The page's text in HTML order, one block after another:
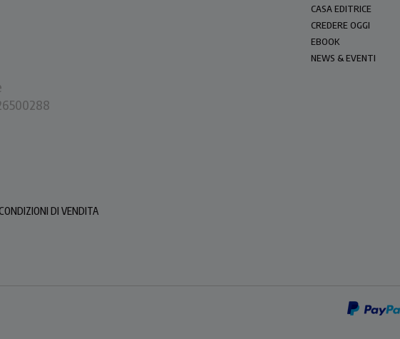
DI VENDITA
CASA EDITRICE
CREDERE OGGI
EBOOK
NEWS & EVENTI